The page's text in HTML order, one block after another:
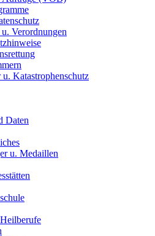
u. Verordnungen
u. Katastrophenschutz
Daten
u. Medaillen